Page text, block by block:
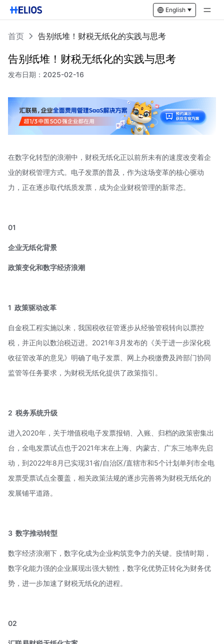
English
首页 告别纸堆！财税无纸化的实践与思考
告别纸堆！财税无纸化的实践与思考
发布日期： 2025-02-16
在数字化转型的浪潮中，财税无纸化正以前所未有的速度改变着企
业的财税管理方式。电子发票的普及，作为这场变革的核心驱动
力，正在逐步取代纸质发票，成为企业财税管理的新常态。
01
企业无纸化背景
政策变化和数字经济浪潮
1 政策驱动改革
自金税工程实施以来，我国税收征管逐步从经验管税转向以票控
税，并正向以数治税迈进。2021年3月发布的《关于进一步深化税
收征管改革的意见》明确了电子发票、网上办税缴费及跨部门协同
监管等任务要求，为财税无纸化提供了政策指引。
2 税务系统升级
进入2020年，关于增值税电子发票报销、入账、归档的政策密集出
台，全电发票试点也于2021年末在上海、内蒙古、广东三地率先启
动，到2022年8月已实现31省/自治区/直辖市和5个计划单列市全电
发票受票试点全覆盖，相关政策法规的逐步完善将为财税无纸化的
发展铺平道路。
3 数字推动转型
数字经济浪潮下，数字化成为企业构筑竞争力的关键。疫情时期，
数字化能力强的企业展现出强大韧性，数字化优势正转化为财务优
势，进一步加速了财税无纸化的进程。
02